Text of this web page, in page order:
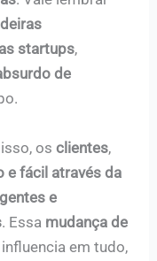
startups,
de
isso, osclientes,
e fácil através da
e
. Essa mudança de
em tudo,